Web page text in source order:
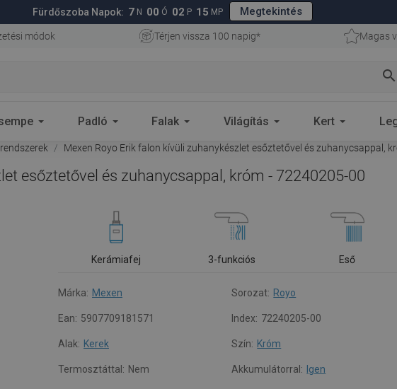
Fürdőszoba Napok: 7 N 00 Ó 02 P 14 MP Megtekintés
módok Térjen vissza 100 napig* Magas
search
Padló Falak Világítás Kert
Mexen Royo Erik falon kívüli zuhanykészlet esőztetővel és zuhanycsappal,
esőztetővel és zuhanycsappal, króm - 72240205-00
Kerámiafej 3-funkciós Eső
Márka: Mexen Sorozat: Royo
Ean: 5907709181571 Index: 72240205-00
Alak: Kerek Szín: Króm
Termosztáttal: Nem Akkumulátorral: Igen